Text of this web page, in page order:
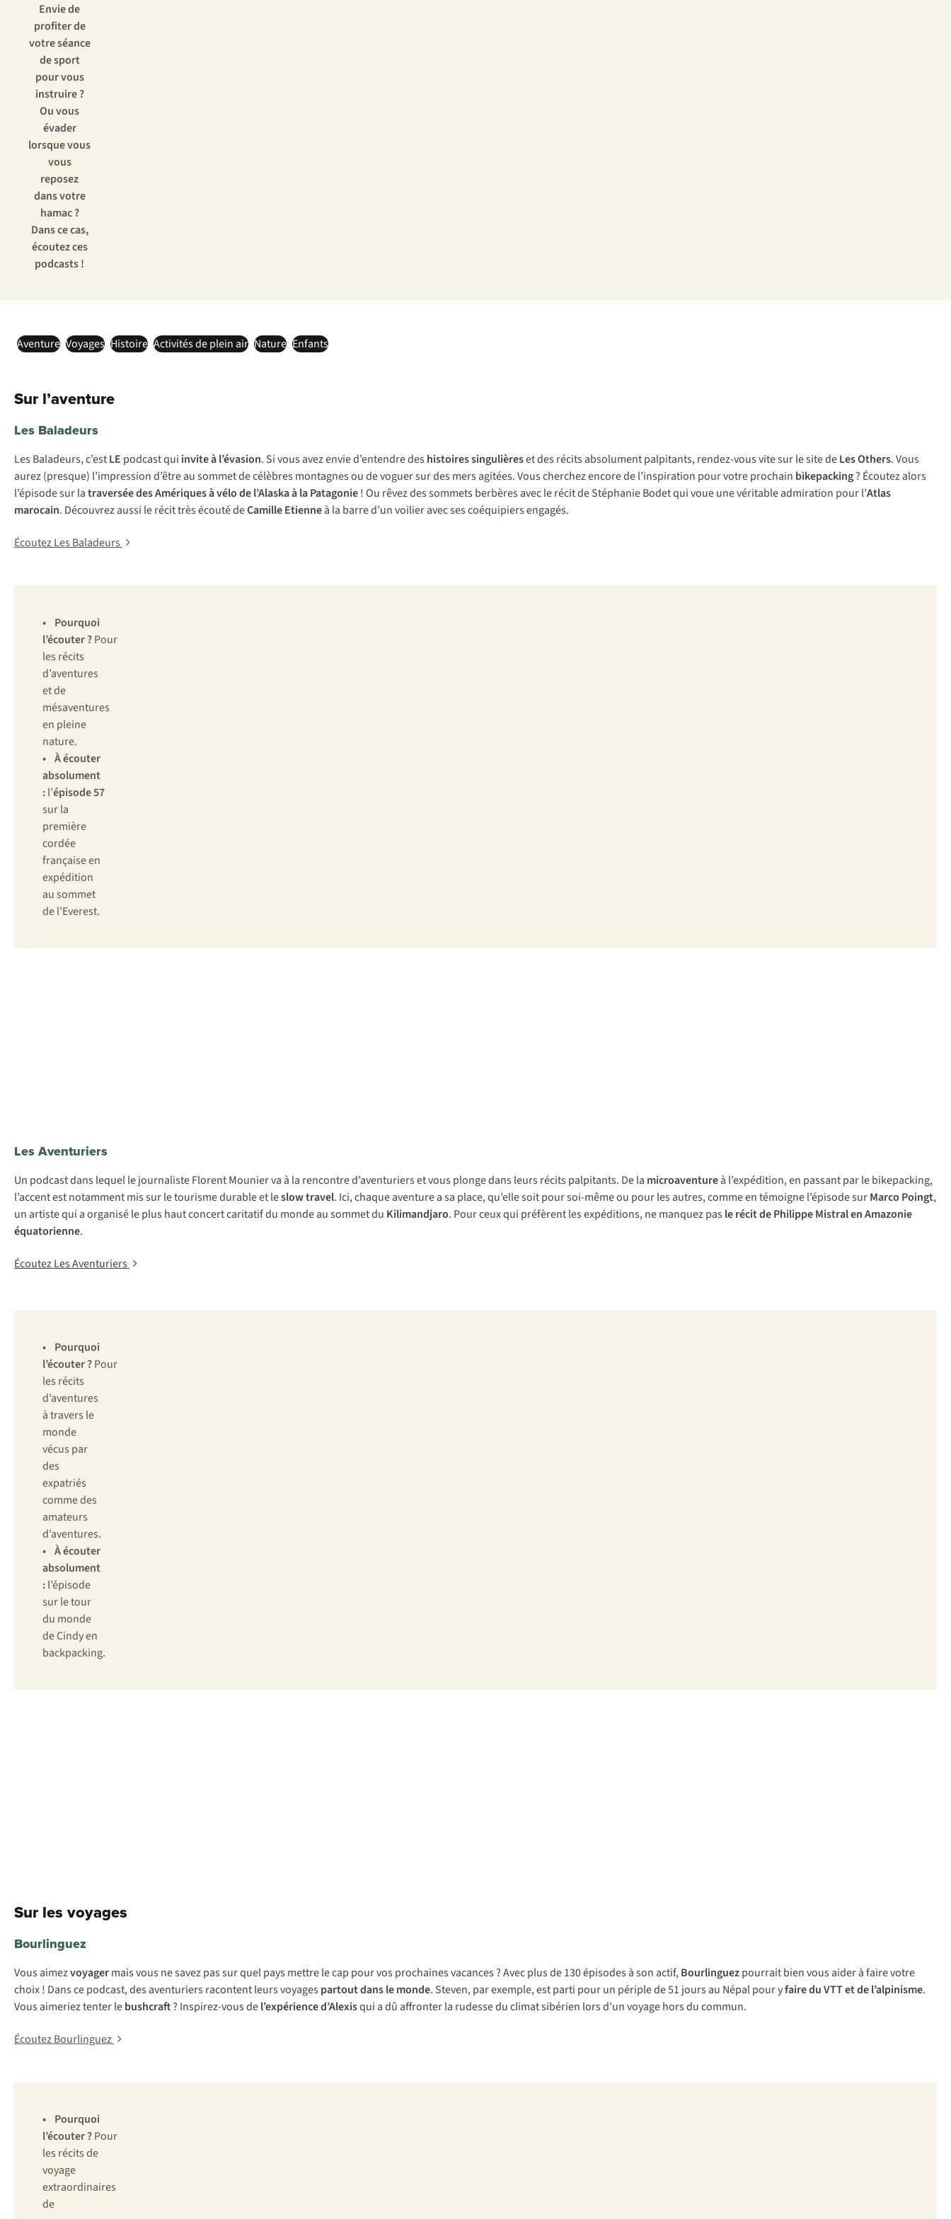
Envie de
profiter de
votre séance
de sport
pour vous
instruire ?
Ou vous
évader
lorsque vous
vous
reposez
dans votre
hamac ?
Dans ce cas,
écoutez ces
podcasts !
Aventure Voyages Histoire Activités de plein air Nature Enfants
Sur l’aventure
Les Baladeurs
Les Baladeurs, c’estLE podcast qui invite à l’évasion. Si vous avez envie d’entendre des histoires singulièreset des récits absolument palpitants, rendez-vous vite sur le site deLes Others. Vous
aurez (presque) l’impression d’être au sommet de célèbres montagnes ou de voguer sur des mers agitées. Vous cherchez encore de l’inspiration pour votre prochain bikepacking? Écoutez alors
l’épisode sur latraversée des Amériques à vélo de l’Alaska à la Patagonie! Ou rêvez des sommets berbères avec le récit de Stéphanie Bodet qui voue une véritable admiration pour l’Atlas
marocain. Découvrez aussi le récit très écouté deCamille Etienneà la barre d’un voilier avec ses coéquipiers engagés.
Écoutez Les Baladeurs
• Pourquoi
l’écouter ?Pour
les récits
d’aventures
et de
mésaventures
en pleine
nature.
• À écouter
absolument
:l’épisode 57
sur la
première
cordée
française en
expédition
au sommet
de l’Everest.
Les Aventuriers
Un podcast dans lequel le journaliste Florent Mounier va à la rencontre d’aventuriers et vous plonge dans leurs récits palpitants. De la microaventureà l’expédition, en passant par le bikepacking,
l’accent est notamment mis sur le tourisme durable et leslow travel. Ici, chaque aventure a sa place, qu’elle soit pour soi-même ou pour les autres, comme en témoigne l’épisode surMarco Poingt,
un artiste qui a organisé le plus haut concert caritatif du monde au sommet du Kilimandjaro. Pour ceux qui préfèrent les expéditions, ne manquez pas le récit de Philippe Mistral en Amazonie
équatorienne.
Écoutez Les Aventuriers
• Pourquoi
l’écouter ?Pour
les récits
d’aventures
à travers le
monde
vécus par
des
expatriés
comme des
amateurs
d’aventures.
• À écouter
absolument
:l’épisode
sur le tour
du monde
de Cindy en
backpacking.
Sur les voyages
Bourlinguez
Vous aimezvoyagermais vous ne savez pas sur quel pays mettre le cap pour vos prochaines vacances ? Avec plus de 130 épisodes à son actif,Bourlinguezpourrait bien vous aider à faire votre
choix ! Dans ce podcast, des aventuriers racontent leurs voyages partout dans le monde. Steven, par exemple, est parti pour un périple de 51 jours au Népal pour yfaire du VTT et de l’alpinisme.
Vous aimeriez tenter lebushcraft? Inspirez-vous del’expérience d’Alexisqui a dû affronter la rudesse du climat sibérien lors d’un voyage hors du commun.
Écoutez Bourlinguez
• Pourquoi
l’écouter ?Pour
les récits de
voyage
extraordinaires
de